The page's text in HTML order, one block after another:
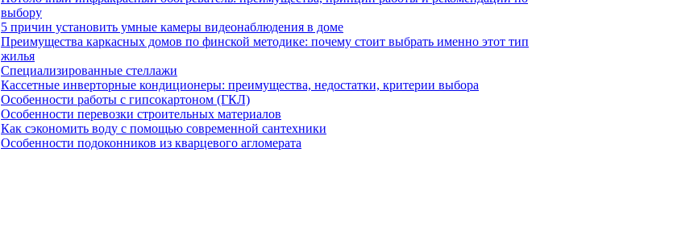
выбору
5 причин установить умные камеры видеонаблюдения в доме
Преимущества каркасных домов по финской методике: почему стоит выбрать именно этот тип
жилья
Специализированные стеллажи
Кассетные инверторные кондиционеры: преимущества, недостатки, критерии выбора
Особенности работы с гипсокартоном (ГКЛ)
Особенности перевозки строительных материалов
Как сэкономить воду с помощью современной сантехники
Особенности подоконников из кварцевого агломерата